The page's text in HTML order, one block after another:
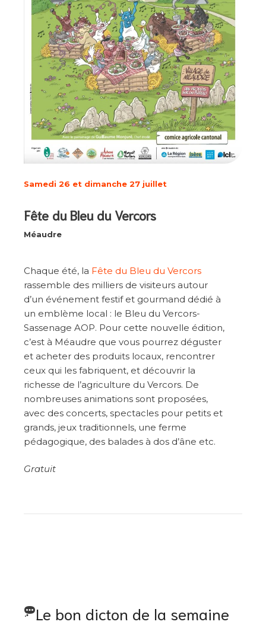
Samedi 26 et dimanche 27 juillet
Fête du Bleu du Vercors
Méaudre
Chaque été, la Fête du Bleu du Vercors
rassemble des milliers de visiteurs autour
d’un événement festif et gourmand dédié à
un emblème local : le Bleu du Vercors-
Sassenage AOP. Pour cette nouvelle édition,
c’est à Méaudre que vous pourrez déguster
et acheter des produits locaux, rencontrer
ceux qui les fabriquent, et découvrir la
richesse de l’agriculture du Vercors. De
nombreuses animations sont proposées,
avec des concerts, spectacles pour petits et
grands, jeux traditionnels, une ferme
pédagogique, des balades à dos d’âne etc.
Gratuit
Le bon dicton de la semaine